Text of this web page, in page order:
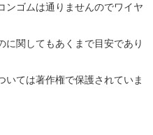
ンゴムは通りませんのでワイヤ
に関してもあくまで目安であり
いては著作権で保護されていま